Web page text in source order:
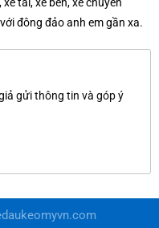
tải, xe ben, xe chuyên
đông đảo anh em gần xa.
gửi thông tin và góp ý